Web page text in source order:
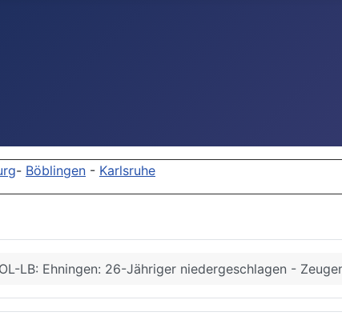
- Böblingen - Karlsruhe
LB: Ehningen: 26-Jähriger niedergeschlagen -